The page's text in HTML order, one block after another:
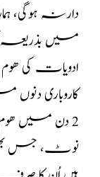
دارنہ
میں بذریعہ
2 دن میں ھوم ڈلیوری ملے گی
نوٹ، جس